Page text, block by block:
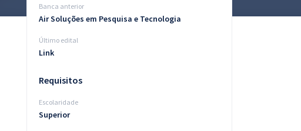
Banca anterior
Air Soluções em Pesquisa e Tecnologia
Último edital
Link
Requisitos
Escolaridade
Superior